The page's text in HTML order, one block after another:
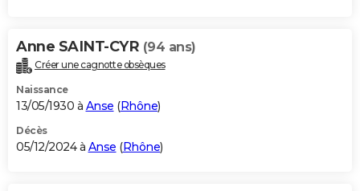
Anne SAINT-CYR (94 ans)
Créer une cagnotte obsèques
Naissance
13/05/1930 à Anse (Rhône)
Décès
05/12/2024 à Anse (Rhône)